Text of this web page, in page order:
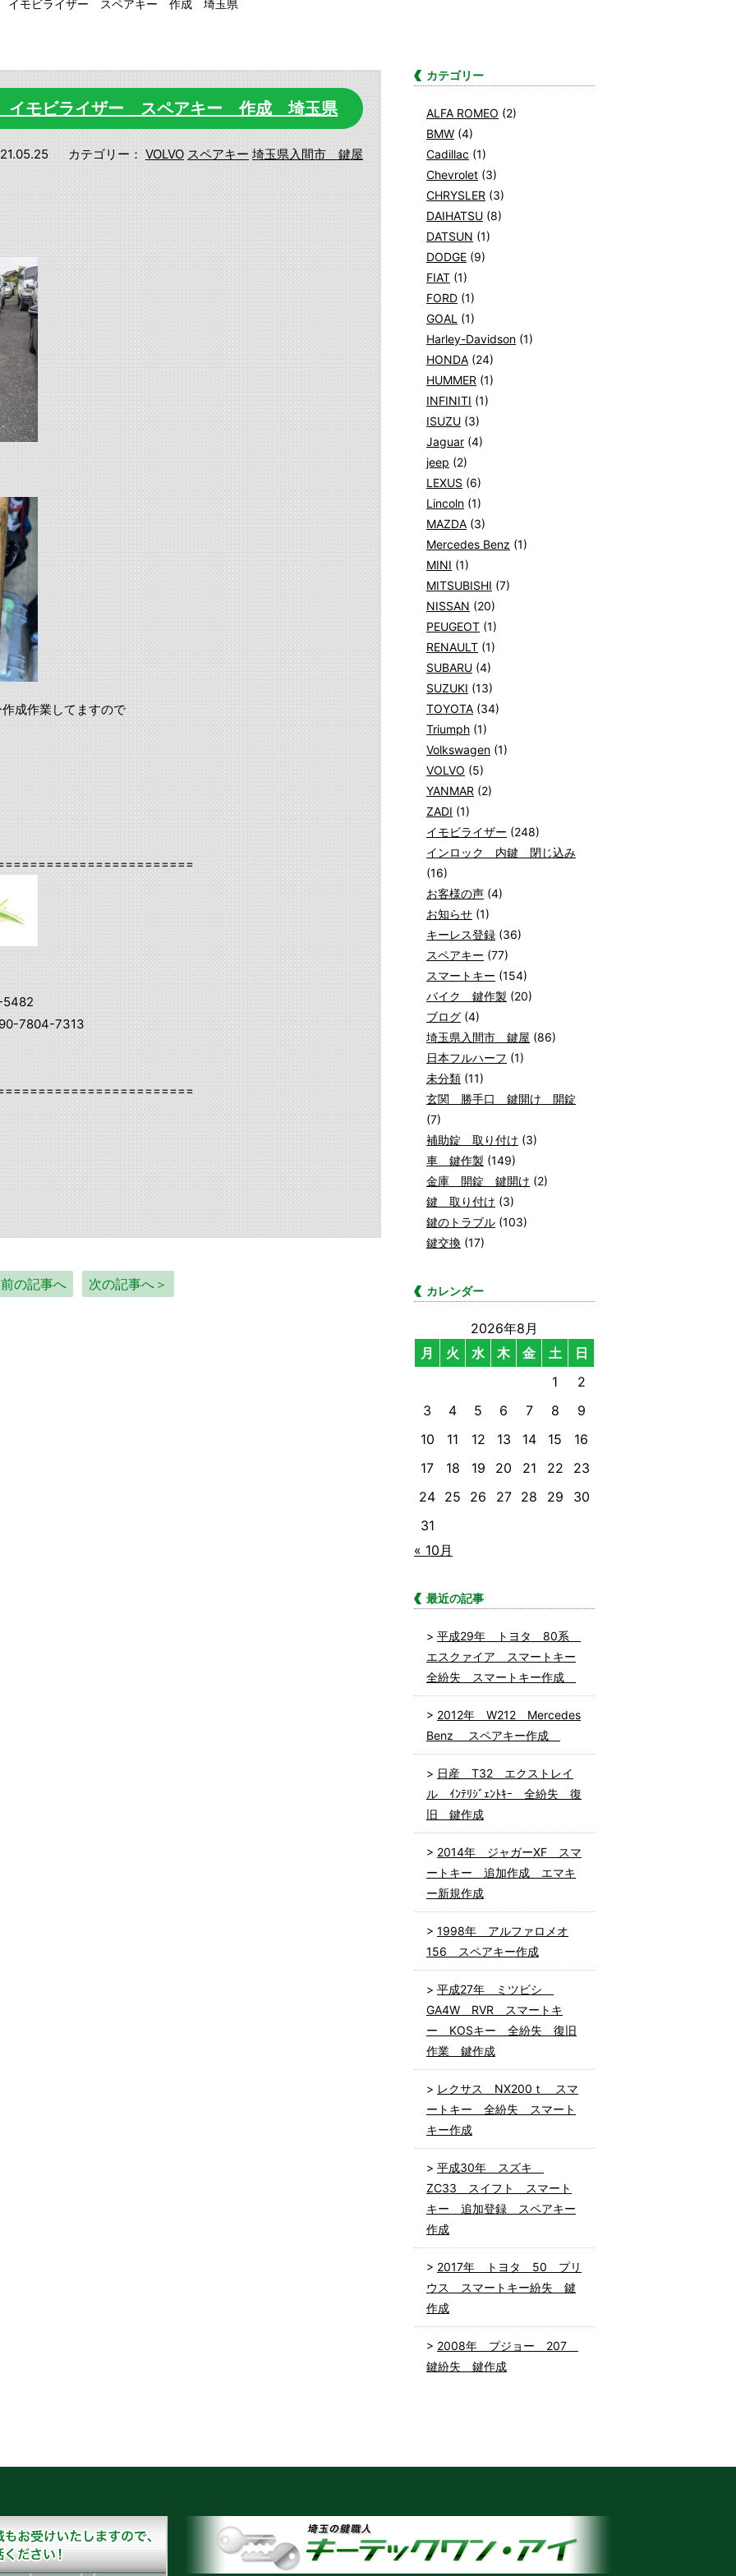
モビライザー スペアキー 作成 埼玉県
モビライザー スペアキー 作成 埼玉県
カテゴリー： VOLVO スペアキー 埼玉県入間市 鍵屋
成作業してますので
5482
7804-7313
前の記事へ 次の記事へ＞
カテゴリー
ALFA ROMEO (2)
BMW (4)
Cadillac (1)
Chevrolet (3)
CHRYSLER (3)
DAIHATSU (8)
DATSUN (1)
DODGE (9)
FIAT (1)
FORD (1)
GOAL (1)
Harley-Davidson (1)
HONDA (24)
HUMMER (1)
INFINITI (1)
ISUZU (3)
Jaguar (4)
jeep (2)
LEXUS (6)
Lincoln (1)
MAZDA (3)
Mercedes Benz (1)
MINI (1)
MITSUBISHI (7)
NISSAN (20)
PEUGEOT (1)
RENAULT (1)
SUBARU (4)
SUZUKI (13)
TOYOTA (34)
Triumph (1)
Volkswagen (1)
VOLVO (5)
YANMAR (2)
ZADI (1)
イモビライザー (248)
インロック 内鍵 閉じ込み
(16)
お客様の声 (4)
お知らせ (1)
キーレス登録 (36)
スペアキー (77)
スマートキー (154)
バイク 鍵作製 (20)
ブログ (4)
埼玉県入間市 鍵屋 (86)
日本フルハーフ (1)
未分類 (11)
玄関 勝手口 鍵開け 開錠
(7)
補助錠 取り付け (3)
車 鍵作製 (149)
金庫 開錠 鍵開け (2)
鍵 取り付け (3)
鍵のトラブル (103)
鍵交換 (17)
カレンダー
2026年8月
月
火 水 木 金 土
日
1
2
3
4 5 6 7 8
9
10
11 12 13 14 15
16
17
18 19 20 21 22
23
24 25 26 27 28 29
30
31
« 10月
最近の記事
平成29年 トヨタ 80系
エスクァイア スマートキー
全紛失 スマートキー作成
2012年 W212 Mercedes
Benz スペアキー作成
日産 T32 エクストレイ
ル ｲﾝﾃﾘｼﾞｪﾝﾄｷｰ 全紛失 復
旧 鍵作成
2014年 ジャガーXF スマ
ートキー 追加作成 エマキ
ー新規作成
1998年 アルファロメオ
156 スペアキー作成
平成27年 ミツビシ
GA4W RVR スマートキ
ー KOSキー 全紛失 復旧
作業 鍵作成
レクサス NX200ｔ スマ
ートキー 全紛失 スマート
キー作成
平成30年 スズキ
ZC33 スイフト スマート
キー 追加登録 スペアキー
作成
2017年 トヨタ 50 プリ
ウス スマートキー紛失 鍵
作成
2008年 プジョー 207
鍵紛失 鍵作成